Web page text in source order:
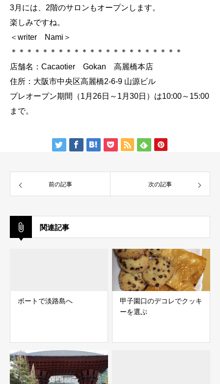
3月には、2階のサロンもオープンします。
楽しみですね。
＜writer Nami＞
＊＊＊＊＊＊＊＊＊＊＊＊＊＊＊＊＊＊＊＊＊＊
店舗名：Cacaotier Gokan 高麗橋本店
住所：大阪市中央区高麗橋2-6-9 山源ビル
プレオープン期間（1月26日～1月30日）は10:00～15:00
まで。
前の記事 次の記事
関連記事
ボートで淡路島へ
甲子園口のデコレでクッキ
ーを選ぶ